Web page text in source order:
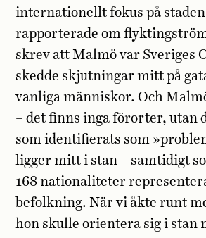
internationellt fokus på
rapporterade om
skrev att Malmö var Sveriges
skedde skjutningar mitt på
vanliga människor. Och
– det finns inga förorter, utan
som identifierats som
ligger mitt i stan – samtidigt
168 nationaliteter
befolkning. När vi åkte runt
hon skulle orientera sig i stan